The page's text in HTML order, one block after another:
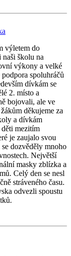
výletem do
naši školu na
výkony a velké
spoluhráčů
dívkám se
2. místo a
bojovali, ale ve
děkujeme za
a dívkám
mezitím
je zaujalo svou
dozvěděly mnoho
Největší
masky zblízka a
Celý den se nesl
stráveného času.
odvezli spoustu